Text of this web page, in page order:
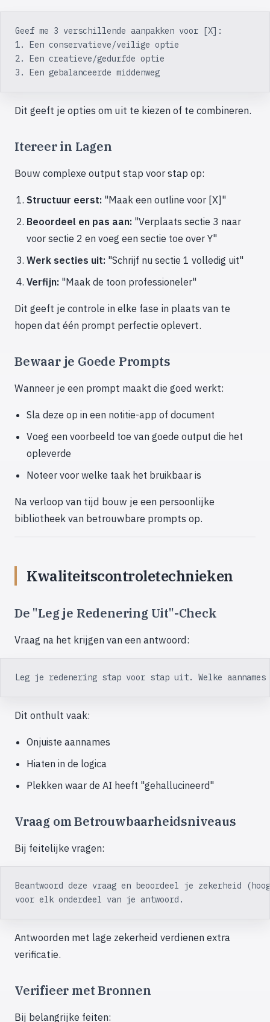
Geef me 3 verschillende aanpakken voor [X]:
1. Een conservatieve/veilige optie
2. Een creatieve/gedurfde optie
3. Een gebalanceerde middenweg
Dit geeft je opties om uit te kiezen of te combineren.
Itereer in Lagen
Bouw complexe output stap voor stap op:
Structuur eerst: "Maak een outline voor [X]"
Beoordeel en pas aan: "Verplaats sectie 3 naar
voor sectie 2 en voeg een sectie toe over Y"
Werk secties uit: "Schrijf nu sectie 1 volledig uit"
Verfijn: "Maak de toon professioneler"
Dit geeft je controle in elke fase in plaats van te
hopen dat één prompt perfectie oplevert.
Bewaar je Goede Prompts
Wanneer je een prompt maakt die goed werkt:
Sla deze op in een notitie-app of document
Voeg een voorbeeld toe van goede output die het
opleverde
Noteer voor welke taak het bruikbaar is
Na verloop van tijd bouw je een persoonlijke
bibliotheek van betrouwbare prompts op.
Kwaliteitscontroletechnieken
De "Leg je Redenering Uit"-Check
Vraag na het krijgen van een antwoord:
Leg je redenering stap voor stap uit. Welke aannames
Dit onthult vaak:
Onjuiste aannames
Hiaten in de logica
Plekken waar de AI heeft "gehallucineerd"
Vraag om Betrouwbaarheidsniveaus
Bij feitelijke vragen:
Beantwoord deze vraag en beoordeel je zekerheid
voor elk onderdeel van je antwoord.
Antwoorden met lage zekerheid verdienen extra
verificatie.
Verifieer met Bronnen
Bij belangrijke feiten: